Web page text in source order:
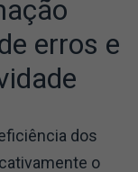
erros e
dos
o